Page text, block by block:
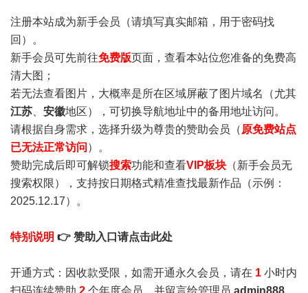
注册本站成为新手会员 （请填写真实邮箱，用于密码找
回）。
新手会员可先前往免费版页面，查看本站位您准备的免费高
清大图；
若无法查看图片，大概率是所在区域屏蔽了图片域名（尤其
江苏
安徽地区），可切换导航地址中的备用地址访问。
请根据自身需求，选择升级为尊贵的赞助会员（ 原免费站点
已无法正常访问 ）。
赞助完成后即可解锁搜索功能和查看VIP板块 （新手会员无
搜索权限），支持按日期格式精准查找最新作品（示例：
2025.12.17）。
特别说明 👉 赞助入口请点击此处
开通方式：因收款受限，如需开通永久会员，请在 1 小时内
扫码连续赞助 2 个年度会员，并留言给管理员 admin888